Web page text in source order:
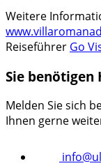
Weitere
Reiseführer Go
Sie benötigen
Melden Sie sich
Ihnen gerne